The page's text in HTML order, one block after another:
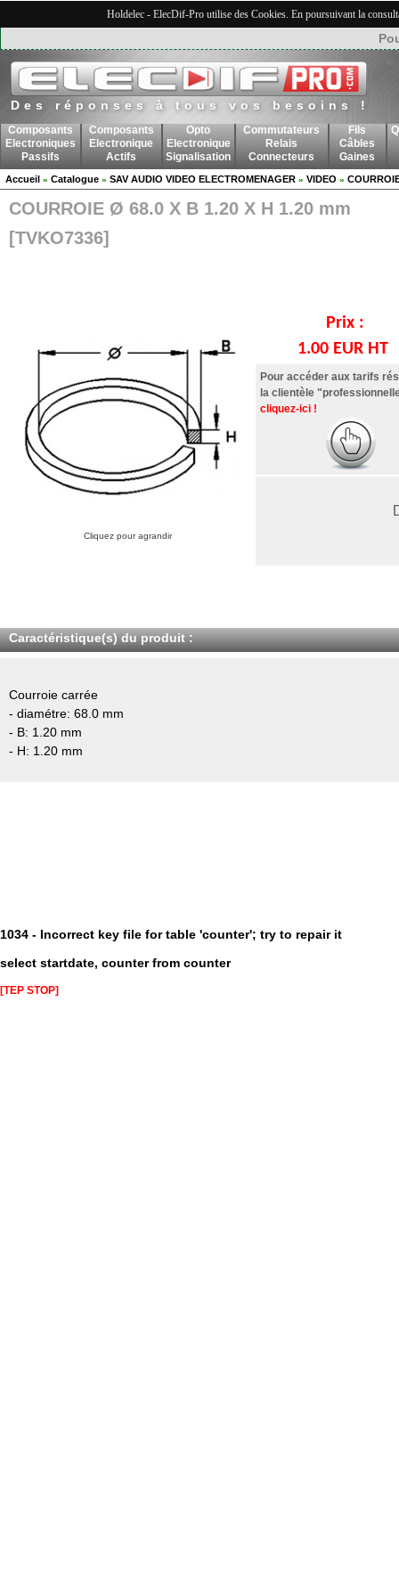
Holdelec - ElecDif-Pro utilise des Cookies. En poursuivant la
Des réponses à tous vos besoins !
Composants
Electroniques
Passifs
Composants
Electronique
Actifs
Opto
Electronique
Signalisation
Commutateurs
Relais
Connecteurs
Fils
Câbles
Gaines
Accueil » Catalogue » SAV AUDIO VIDEO ELECTROMENAGER » VIDEO »
COURROIE Ø 68.0 X B 1.20 X H 1.20 mm
[TVKO7336]
Cliquez pour agrandir
Prix :
1.00 EUR HT
Pour accéder aux tarifs
la clientèle
cliquez-ici !
Caractéristique(s) du produit :
Courroie carrée
- diamétre: 68.0 mm
- B: 1.20 mm
- H: 1.20 mm
1034 - Incorrect key file for table 'counter'; try to repair it
select startdate, counter from counter
[TEP STOP]